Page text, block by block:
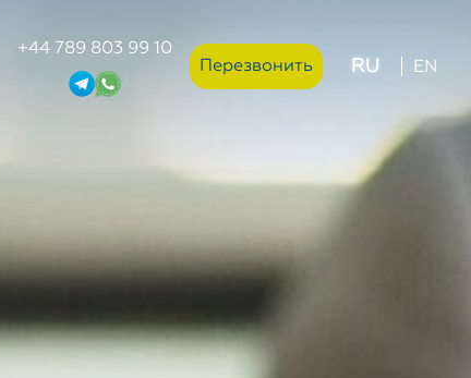
+44 789 803 99 10
Перезвонить
RU EN